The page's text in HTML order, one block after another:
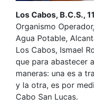
Los Cabos, B.C.S.,
Organismo
Agua Potable,
Los Cabos, Ismael
que para abastecer
maneras: una es a
y la otra, es por
Cabo San Lucas.